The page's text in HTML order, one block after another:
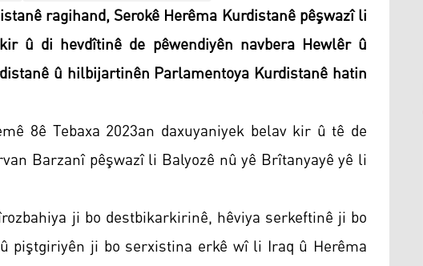
ragihand, Serokê Herêma Kurdistanê pêşwazî li
û di hevdîtinê de pêwendiyên navbera Hewlêr û
û hilbijartinên Parlamentoya Kurdistanê hatin
8ê Tebaxa 2023an daxuyaniyek belav kir û tê de
Barzanî pêşwazî li Balyozê nû yê Brîtanyayê yê li
ji bo destbikarkirinê, hêviya serkeftinê ji bo
piştgiriyên ji bo serxistina erkê wî li Iraq û Herêma